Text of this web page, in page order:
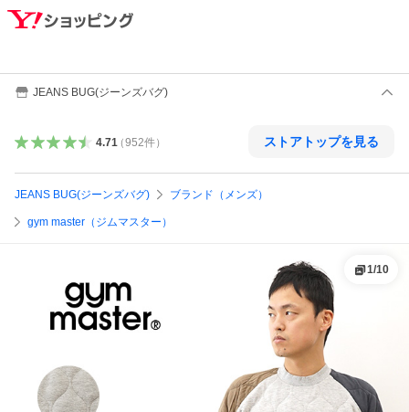
JEANS BUG(ジーンズバグ)
4.71（952件） ストアトップを見る
JEANS BUG(ジーンズバグ) ブランド（メンズ）
gym master（ジムマスター）
1/10